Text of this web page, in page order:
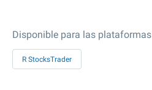
Disponible para las plataformas
R StocksTrader